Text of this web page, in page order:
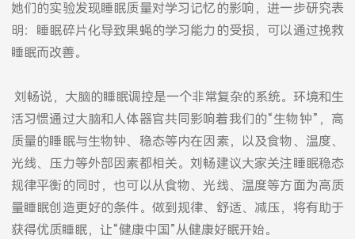
她们的实验发现睡眠质量对学习记忆的影响，进一步研究表
明：睡眠碎片化导致果蝇的学习能力的受损，可以通过挽救
睡眠而改善。
刘畅说，大脑的睡眠调控是一个非常复杂的系统。环境和生
活习惯通过大脑和人体器官共同影响着我们的“生物钟”，高
质量的睡眠与生物钟、稳态等内在因素，以及食物、温度、
光线、压力等外部因素都相关。刘畅建议大家关注睡眠稳态
规律平衡的同时，也可以从食物、光线、温度等方面为高质
量睡眠创造更好的条件。做到规律、舒适、减压，将有助于
获得优质睡眠，让“健康中国”从健康好眠开始。